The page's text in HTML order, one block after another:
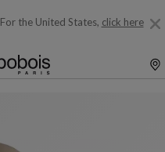
For the United States, click here